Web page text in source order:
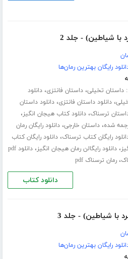
با شیاطین) - جلد 2
رایگان بهترین رمان‌ها
داستان تخیلی،داستان فانتزی،دانلود
،دانلود داستان فانتزی،دانلود داستان
ترسناک،دانلود کتاب هیجان انگیز،
شده،داستان خارجی،دانلود رایگان رمان
رایگان کتاب ترسناک،دانلود رایگان کتاب
،دانلود رایگالن رمان هیجان انگیز،
دانلود pdf
،رمان ترسناک pdf
دانلود کتاب
با شیاطین) - جلد 3
رایگان بهترین رمان‌ها